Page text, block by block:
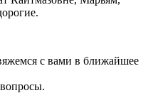
с вами в ближайшее